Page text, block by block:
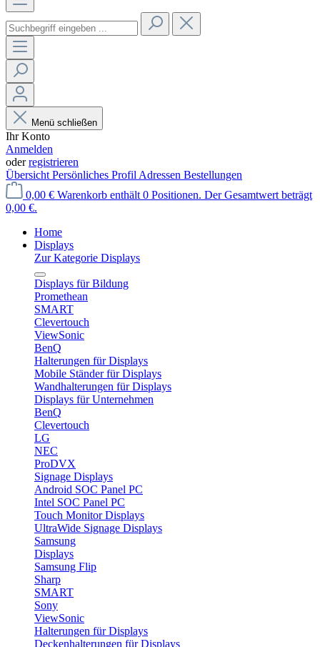
Menü schließen
Ihr Konto
Anmelden
oderregistrieren
Übersicht Persönliches Profil Adressen Bestellungen
0,00 € Warenkorb enthält 0 Positionen. Der Gesamtwert beträgt
0,00 €.
Home
Displays
Zur Kategorie Displays
Displays für Bildung
Promethean
SMART
Clevertouch
ViewSonic
BenQ
Halterungen für Displays
Mobile Ständer für Displays
Wandhalterungen für Displays
Displays für Unternehmen
BenQ
Clevertouch
LG
NEC
ProDVX
Signage Displays
Android SOC Panel PC
Intel SOC Panel PC
Touch Monitor Displays
UltraWide Signage Displays
Samsung
Displays
Samsung Flip
Sharp
SMART
Sony
ViewSonic
Halterungen für Displays
Deckenhalterungen für Displays